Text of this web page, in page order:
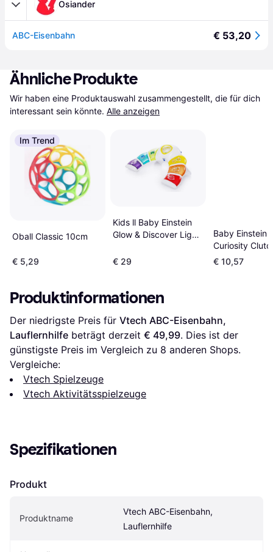
Osiander
ABC-Eisenbahn € 53,20
Ähnliche Produkte
Wir haben eine Produktauswahl zusammengestellt, die für dich
interessant sein könnte. Alle anzeigen
Im Trend
Oball Classic 10cm
€ 5,29
Kids ll Baby Einstein
Glow & Discover Light
€ 29
Baby Einstein
Curiosity
& Pop Rattle
Infant Toy
€ 10,57
Produktinformationen
Der niedrigste Preis für Vtech ABC-Eisenbahn,
Lauflernhilfe beträgt derzeit € 49,99. Dies ist der
günstigste Preis im Vergleich zu 8 anderen Shops.
Vergleiche:
Vtech Spielzeuge
Vtech Aktivitätsspielzeuge
Spezifikationen
Produkt
Produktname
Vtech ABC-Eisenbahn,
Lauflernhilfe